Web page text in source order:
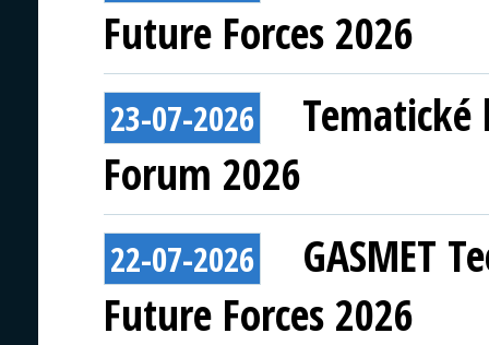
Future Forces 2026
23-07-2026
Tematické
Forum 2026
22-07-2026
GASMET
Future Forces 2026